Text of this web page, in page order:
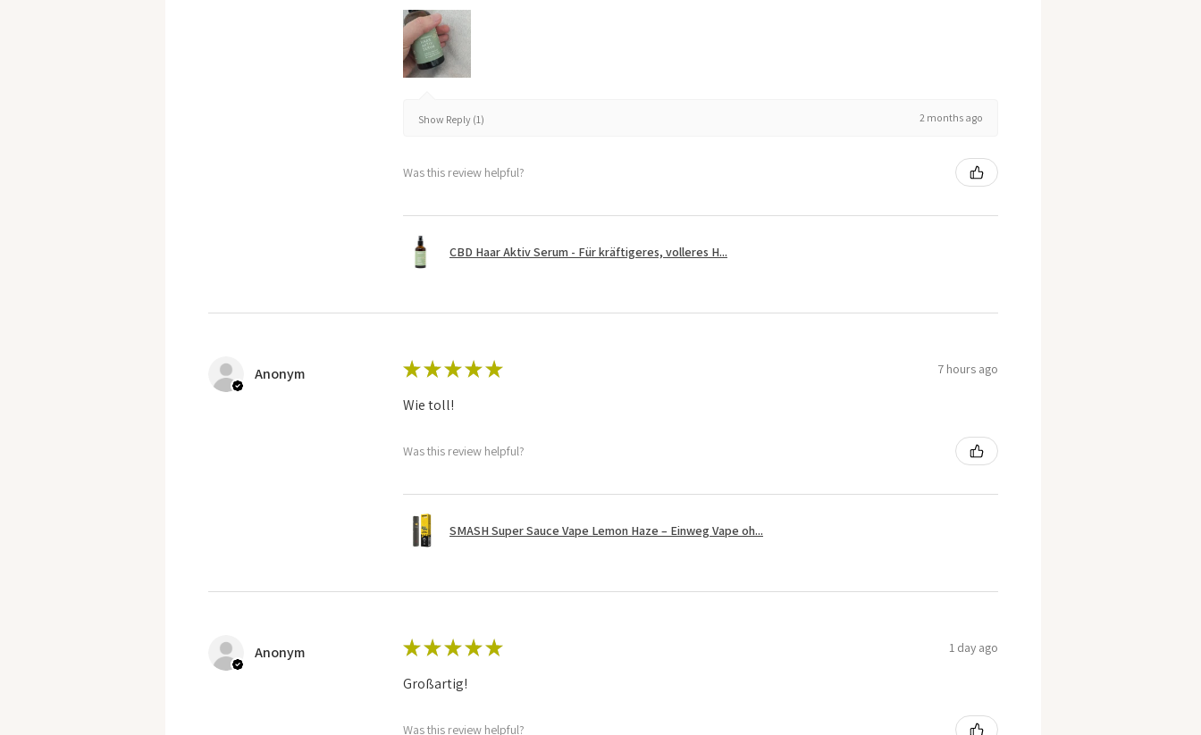
Show Reply (1) 2 months ago
Was this review helpful?
CBD Haar Aktiv Serum - Für kräftigeres, volleres H...
Anonym ★★★★★ 7 hours ago
Wie toll!
Was this review helpful?
SMASH Super Sauce Vape Lemon Haze – Einweg Vape oh...
Anonym ★★★★★ 1 day ago
Großartig!
Was this review helpful?